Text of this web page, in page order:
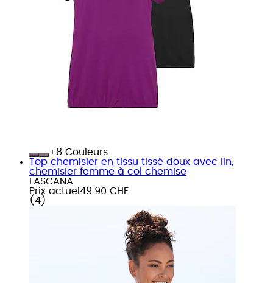
+
Couleurs
Top chemisier en tissu tissé doux avec lin,
chemisier femme à col chemise
LASCANA
Prix actuel 49.90 CHF
( 4 )